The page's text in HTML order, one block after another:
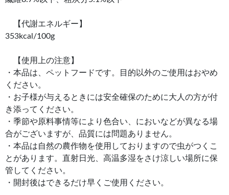
【代謝エネルギー】
353kcal/100g
【使用上の注意】
・本品は、ペットフードです。目的以外のご使用はおやめ
ください。
・お子様が与えるときには安全確保のために大人の方が付
き添ってください。
・季節や原料事情等により色合い、においなどが異なる場
合がございますが、品質には問題ありません。
・本品は自然の農作物を使用しておりますので虫がつくこ
とがあります。直射日光、高温多湿をさけ涼しい場所に保
管してください。
・開封後はできるだけ早くご使用ください。